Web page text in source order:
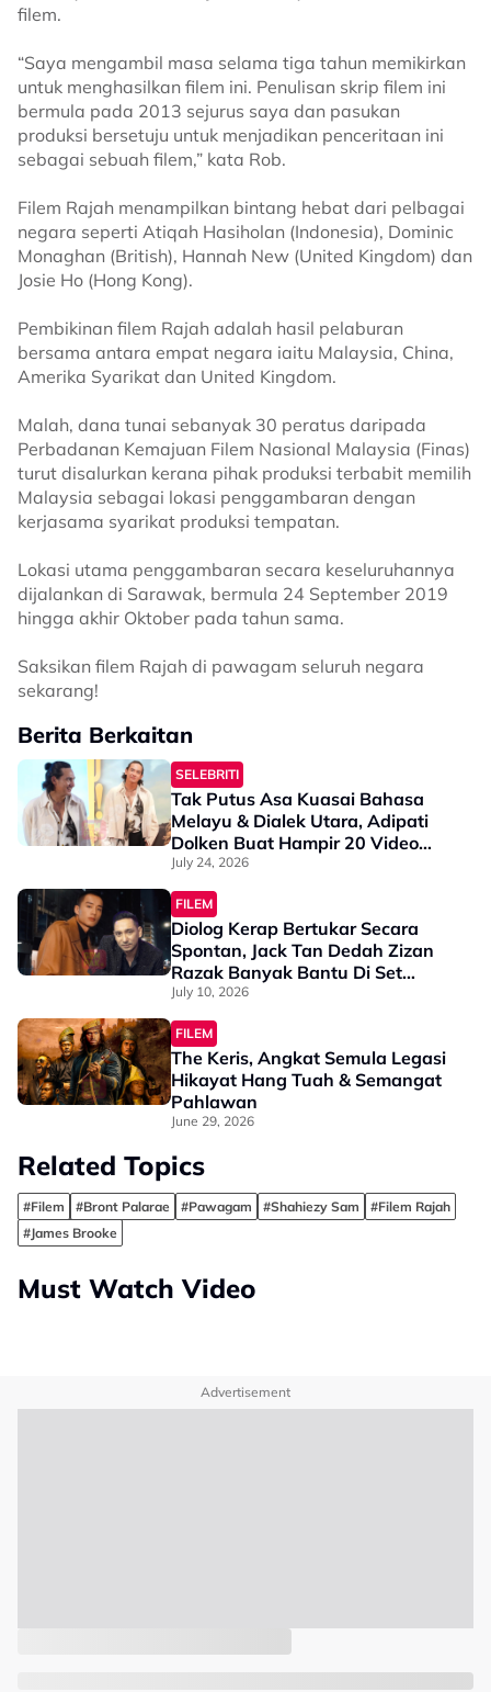
filem.
“Saya mengambil masa selama tiga tahun memikirkan
untuk menghasilkan filem ini. Penulisan skrip filem ini
bermula pada 2013 sejurus saya dan pasukan
produksi bersetuju untuk menjadikan penceritaan ini
sebagai sebuah filem,” kata Rob.
Filem Rajah menampilkan bintang hebat dari pelbagai
negara seperti Atiqah Hasiholan (Indonesia), Dominic
Monaghan (British), Hannah New (United Kingdom) dan
Josie Ho (Hong Kong).
Pembikinan filem Rajah adalah hasil pelaburan
bersama antara empat negara iaitu Malaysia, China,
Amerika Syarikat dan United Kingdom.
Malah, dana tunai sebanyak 30 peratus daripada
Perbadanan Kemajuan Filem Nasional Malaysia (Finas)
turut disalurkan kerana pihak produksi terbabit memilih
Malaysia sebagai lokasi penggambaran dengan
kerjasama syarikat produksi tempatan.
Lokasi utama penggambaran secara keseluruhannya
dijalankan di Sarawak, bermula 24 September 2019
hingga akhir Oktober pada tahun sama.
Saksikan filem Rajah di pawagam seluruh negara
sekarang!
Berita Berkaitan
SELEBRITI
Tak Putus Asa Kuasai Bahasa
Melayu & Dialek Utara, Adipati
Dolken Buat Hampir 20 Video
Casting Demi Mojoku Hilang! -
“Saya Belum Pernah…”
July 24, 2026
FILEM
Diolog Kerap Bertukar Secara
Spontan, Jack Tan Dedah Zizan
Razak Banyak Bantu Di Set
TERBANG, “Terutama Dalam
Bahasa Melayu & Inggeris…”
July 10, 2026
FILEM
The Keris, Angkat Semula Legasi
Hikayat Hang Tuah & Semangat
Pahlawan
June 29, 2026
Related Topics
#Filem #Bront Palarae #Pawagam #Shahiezy Sam
#Filem Rajah
#James Brooke
Must Watch Video
Advertisement